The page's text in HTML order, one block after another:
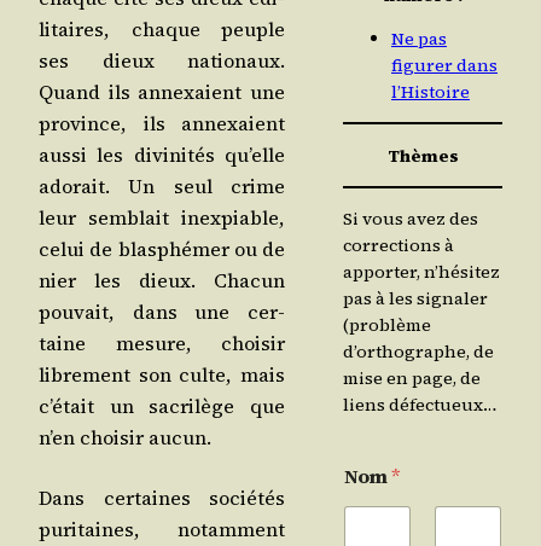
li­taires, chaque peuple
ses dieux natio­naux.
Quand ils annexaient une
pro­vince, ils annexaient
aus­si les divi­ni­tés qu’elle
ado­rait. Un seul crime
leur sem­blait inex­piable,
celui de blas­phé­mer ou de
nier les dieux. Cha­cun
pou­vait, dans une cer­
taine mesure, choi­sir
libre­ment son culte, mais
c’é­tait un sacri­lège que
n’en choi­sir aucun.
Dans cer­taines socié­tés
puri­taines, notam­ment
Ne pas
figurer dans
l’Histoire
Thèmes
Si vous avez des
corrections à
apporter, n’hésitez
pas à les signaler
(problème
d’orthographe, de
mise en page, de
liens défectueux…
Nom*